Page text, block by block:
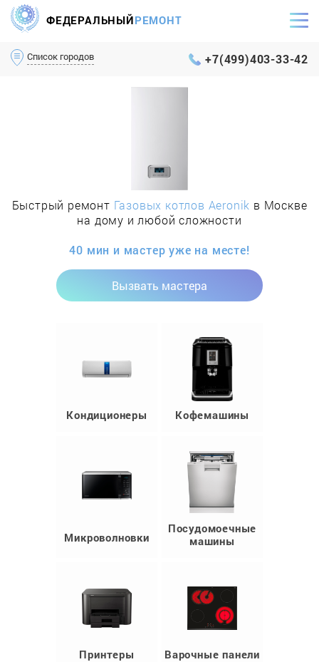
ФЕДЕРАЛЬНЫЙРЕМОНТ
Список городов +7(499)403-33-42
Быстрый ремонт Газовых котлов Aeronik в Москве
на дому и любой сложности
40 мин и мастер уже на месте!
Вызвать мастера
Кондиционеры Кофемашины
Микроволновки
Посудомоечные
машины
Принтеры Варочные панели